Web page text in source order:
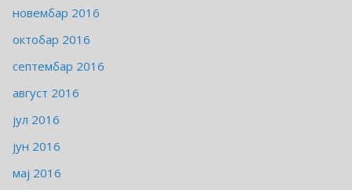
новембар 2016
октобар 2016
септембар 2016
август 2016
јул 2016
јун 2016
мај 2016